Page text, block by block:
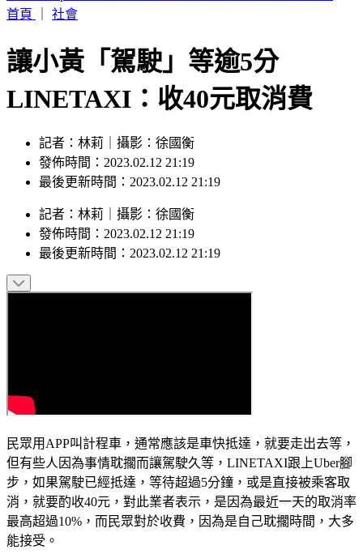
告
讓小黃「駕駛」等逾5分
LINETAXI：收40元取消費
記者：林莉｜攝影：徐國衡
發佈時間：2023.02.12 21:19
記者：林莉 ｜攝影： 徐國衡
發佈時間：2023.02.12 21:19
民眾用APP叫計程車，通常應該是車快抵達，就要走出去等，
但有些人因為事情耽擱而讓駕駛久等，LINETAXI跟上Uber腳
步，如果駕駛已經抵達，等待超過5分鐘，或是直接被乘客取
消，就要酌收40元，對此業者表示，是因為最近一天的取消率
最高超過10%，而民眾對於收費，因為是自己耽擱時間，大多